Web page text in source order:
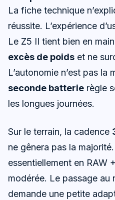
La fiche technique
réussite. L’expérience
Le Z5 II tient bien en
excès de poids et ne
L’autonomie n’est pas la
seconde batterie règle
les longues journées.
Sur le terrain, la cadence
ne gênera pas la
essentiellement en RAW
modérée. Le passage au
demande une petite